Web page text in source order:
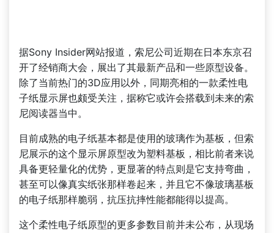
据Sony Insider网站报道，索尼公司近期在日本东京召
开了经销商大会，展出了其最新产品和一些原型设备。
除了当前热门的3D应用以外，同期亮相的一款柔性电
子纸显示屏也颇受关注，据称它或许会搭载到未来的索
尼阅读器当中。
目前成熟的电子纸基本都是使用的玻璃作为基板，但索
尼展示的这个显示屏原型改为塑料基板，相比前者来说
具备更轻量化的优势，更显著的特点则是它支持弯曲，
甚至可以像真实纸张那样卷起来，并且它不像玻璃基板
的电子纸那样脆弱，抗压抗摔性能都能得以提高。
这个柔性电子纸原型的更多参数目前并未公布，从现场